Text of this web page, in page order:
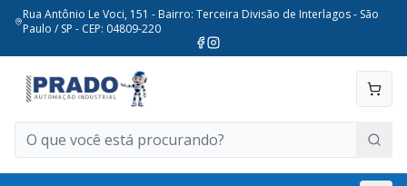
Rua Antônio Le Voci, 151 - Bairro: Terceira Divisão de Interlagos - São
Paulo / SP - CEP: 04809-220